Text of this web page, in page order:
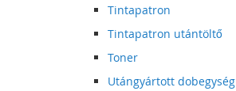
Tintapatron
Tintapatron utántöltő
Toner
Utángyártott dobegység